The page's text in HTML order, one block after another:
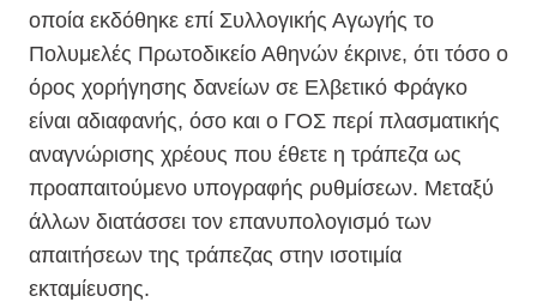
οποία εκδόθηκε επί Συλλογικής Αγωγής το
Πολυμελές Πρωτοδικείο Αθηνών έκρινε, ότι τόσο ο
όρος χορήγησης δανείων σε Ελβετικό Φράγκο
είναι αδιαφανής, όσο και ο ΓΟΣ περί πλασματικής
αναγνώρισης χρέους που έθετε η τράπεζα ως
προαπαιτούμενο υπογραφής ρυθμίσεων. Μεταξύ
άλλων διατάσσει τον επανυπολογισμό των
απαιτήσεων της τράπεζας στην ισοτιμία
εκταμίευσης.